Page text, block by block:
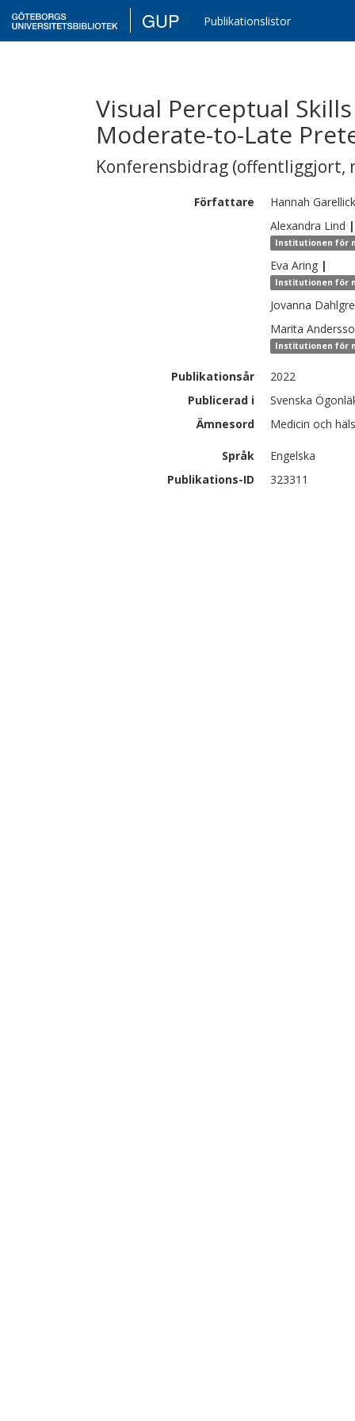
GUP Publikationslistor
Visual Perceptual
Moderate-to-Late
Konferensbidrag (offentliggjort,
Författare Hannah Garellick
Alexandra Lind |
Institutionen för
Eva Aring |
Institutionen för
Jovanna
Marita
Institutionen för
Publikationsår
2022
Publicerad i
Svenska
Ämnesord
Medicin och
Språk
Engelska
Publikations-ID
323311